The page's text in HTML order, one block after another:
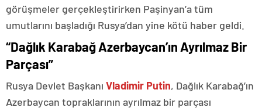
görüşmeler gerçekleştirirken Paşinyan’a tüm
umutlarını başladığı Rusya’dan yine kötü haber geldi.
“Dağlık Karabağ Azerbaycan’ın Ayrılmaz Bir
Parçası”
Rusya Devlet Başkanı Vladimir Putin, Dağlık Karabağ’ın
Azerbaycan topraklarının ayrılmaz bir parçası